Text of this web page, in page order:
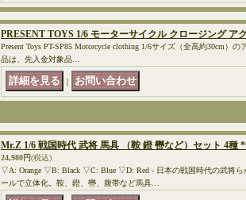
PRESENT TOYS 1/6 モーターサイクル クロージング ア
Present Toys PT-SP85 Motorcycle clothing 1/6サイズ（全高約30cm）
品は、先入金対象品…
｜
Mr.Z 1/6 戦国時代 武将 馬具 （鞍 鐙 轡など）セット 4種
24,980円(税込)
▽A: Orange ▽B: Black ▽C: Blue ▽D: Red - 日本の戦国時代の武将ら
ールで立体化。鞍、鐙、轡、腹帯など馬具…